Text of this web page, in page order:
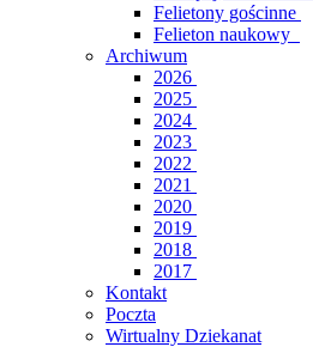
Felietony gościnne
Felieton naukowy
Archiwum
2026
2025
2024
2023
2022
2021
2020
2019
2018
2017
Kontakt
Poczta
Wirtualny Dziekanat